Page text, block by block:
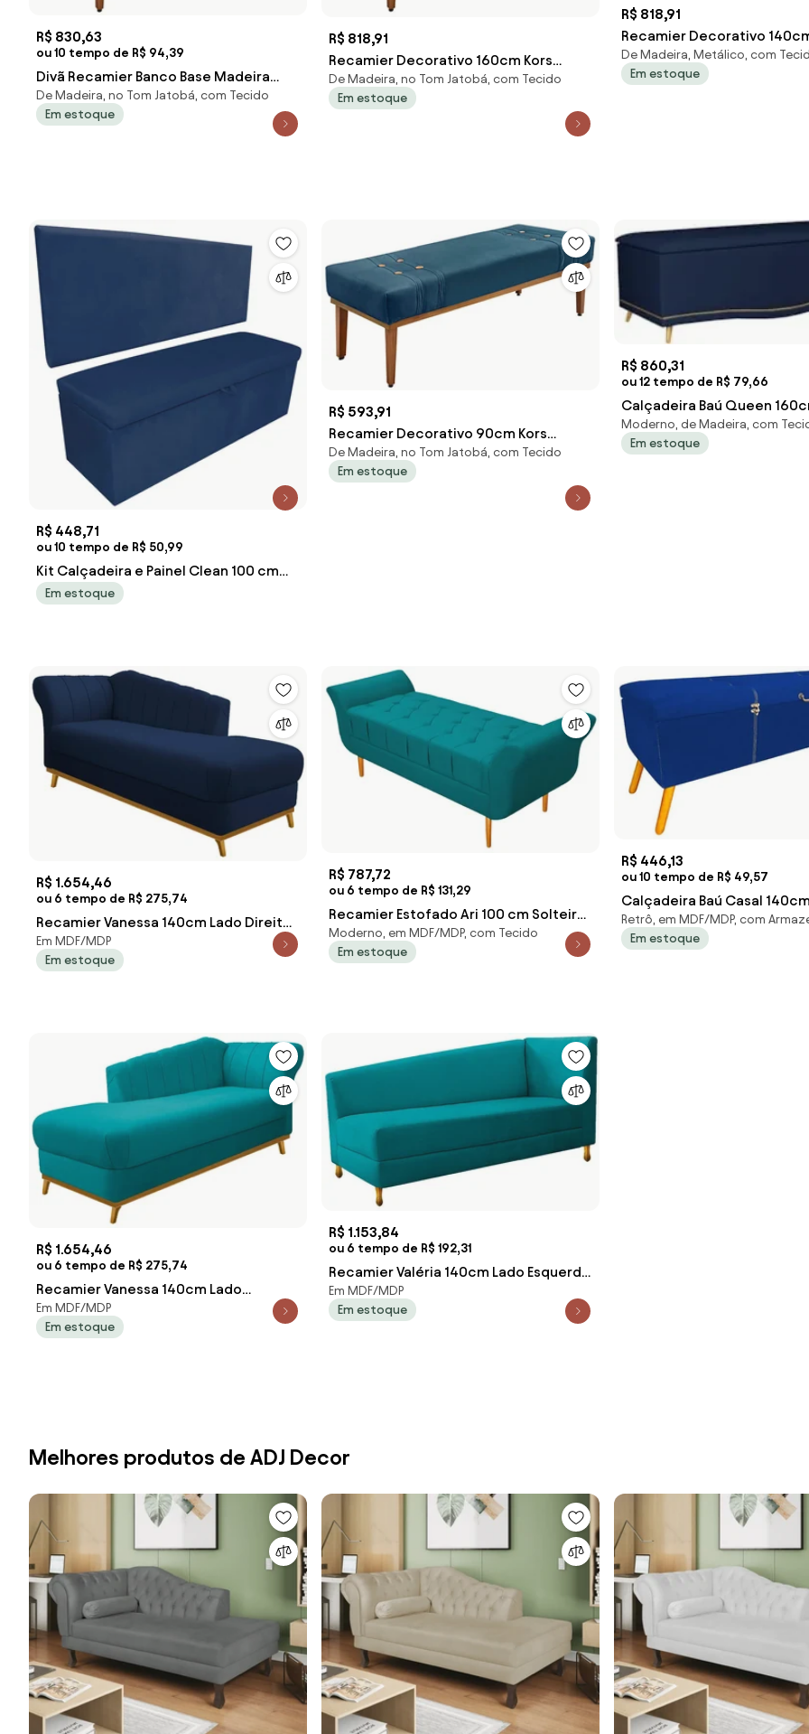
R$ 830,63
ou 10 tempo de R$ 94,39
Divã Recamier Banco Base Madeira
para Quarto Gênova 140cm Suede S04
- D'Rossi - Azul Marinho
De Madeira, no Tom Jatobá, com Tecido
Em estoque
R$ 818,91
Recamier Decorativo 160cm Kors
Suede Pés de Madeira Azul Marinho
G63 - Gran Belo
De Madeira, no Tom Jatobá, com Tecido
Em estoque
R$ 818,91
Recamier Decorativo
Suede Pés de Madeira Azul
G63 - Gran Belo
De Madeira, Metálico, com
Em estoque
R$ 448,71
ou 10 tempo de R$ 50,99
Kit Calçadeira e Painel Clean 100 cm
Suede - Azul Marinho
Em estoque
R$ 593,91
Recamier Decorativo 90cm Kors
Veludo Pés de Madeira Azul Marinho
G63 - Gran Belo
De Madeira, no Tom Jatobá, com Tecido
Em estoque
R$ 860,31
ou 12 tempo de R$ 79,66
Calçadeira Baú Queen
Tachas Imperial J02 Veludo
Mpoze
Moderno, de Madeira, com
Em estoque
R$ 1.654,46
ou 6 tempo de R$ 275,74
Recamier Vanessa 140cm Lado Direito
Suede Azul Marinho - ADJ Decor
Em MDF/MDP
Em estoque
R$ 787,72
ou 6 tempo de R$ 131,29
Recamier Estofado Ari 100 cm Solteiro
Suede Azul Turquesa - ADJ Decor
Moderno, em MDF/MDP, com Tecido
Em estoque
R$ 446,13
ou 10 tempo de R$ 49,57
Calçadeira Baú Casal
Pés Palito Suede Azul -
Estofados - Azul
Retrô, em MDF/MDP, com
Em estoque
R$ 1.654,46
ou 6 tempo de R$ 275,74
Recamier Vanessa 140cm Lado
Esquerdo Suede Azul Turquesa - ADJ
Decor
Em MDF/MDP
Em estoque
R$ 1.153,84
ou 6 tempo de R$ 192,31
Recamier Valéria 140cm Lado Esquerdo
Suede Azul Turquesa - ADJ Decor
Em MDF/MDP
Em estoque
Melhores produtos de ADJ Decor